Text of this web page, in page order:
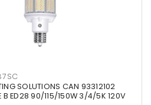
SOLUTIONS CAN 93312102
B ED28 90/115/150W 3/4/5K 120V